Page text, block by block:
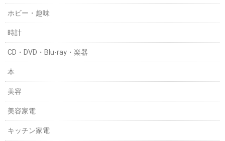
ホビー・趣味
時計
CD・DVD・Blu-ray・楽器
本
美容
美容家電
キッチン家電